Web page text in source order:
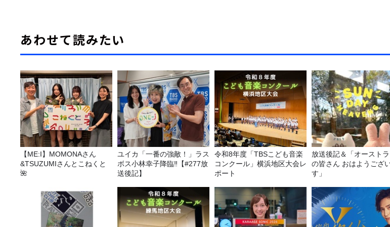
あわせて読みたい
【ME:I】MOMONAさん
&TSUZUMIさんとこねくと
🌺
ユイカ「一番の強敵！」ラス
ボス小林幸子降臨‼【#277放
送後記】
令和8年度「TBSこども音楽
コンクール」横浜地区大会レ
ポート
放送後記＆「オースト
の皆さん おはようござ
す」